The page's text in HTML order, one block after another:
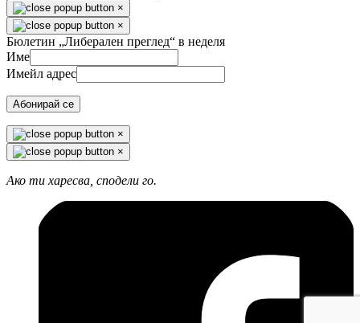
×
×
Бюлетин „Либерален преглед“ в неделя
Име
Имейл адрес
Абонирай се
×
×
Ако ти харесва, сподели го.